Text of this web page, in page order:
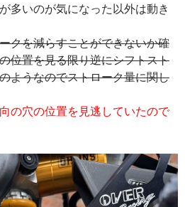
多いのが気になった以外は動き
クを減らすことができないか確
位置を見る限り逆にシフトスト
ようなのでストローク量に関し
の穴の位置を見逃していたので